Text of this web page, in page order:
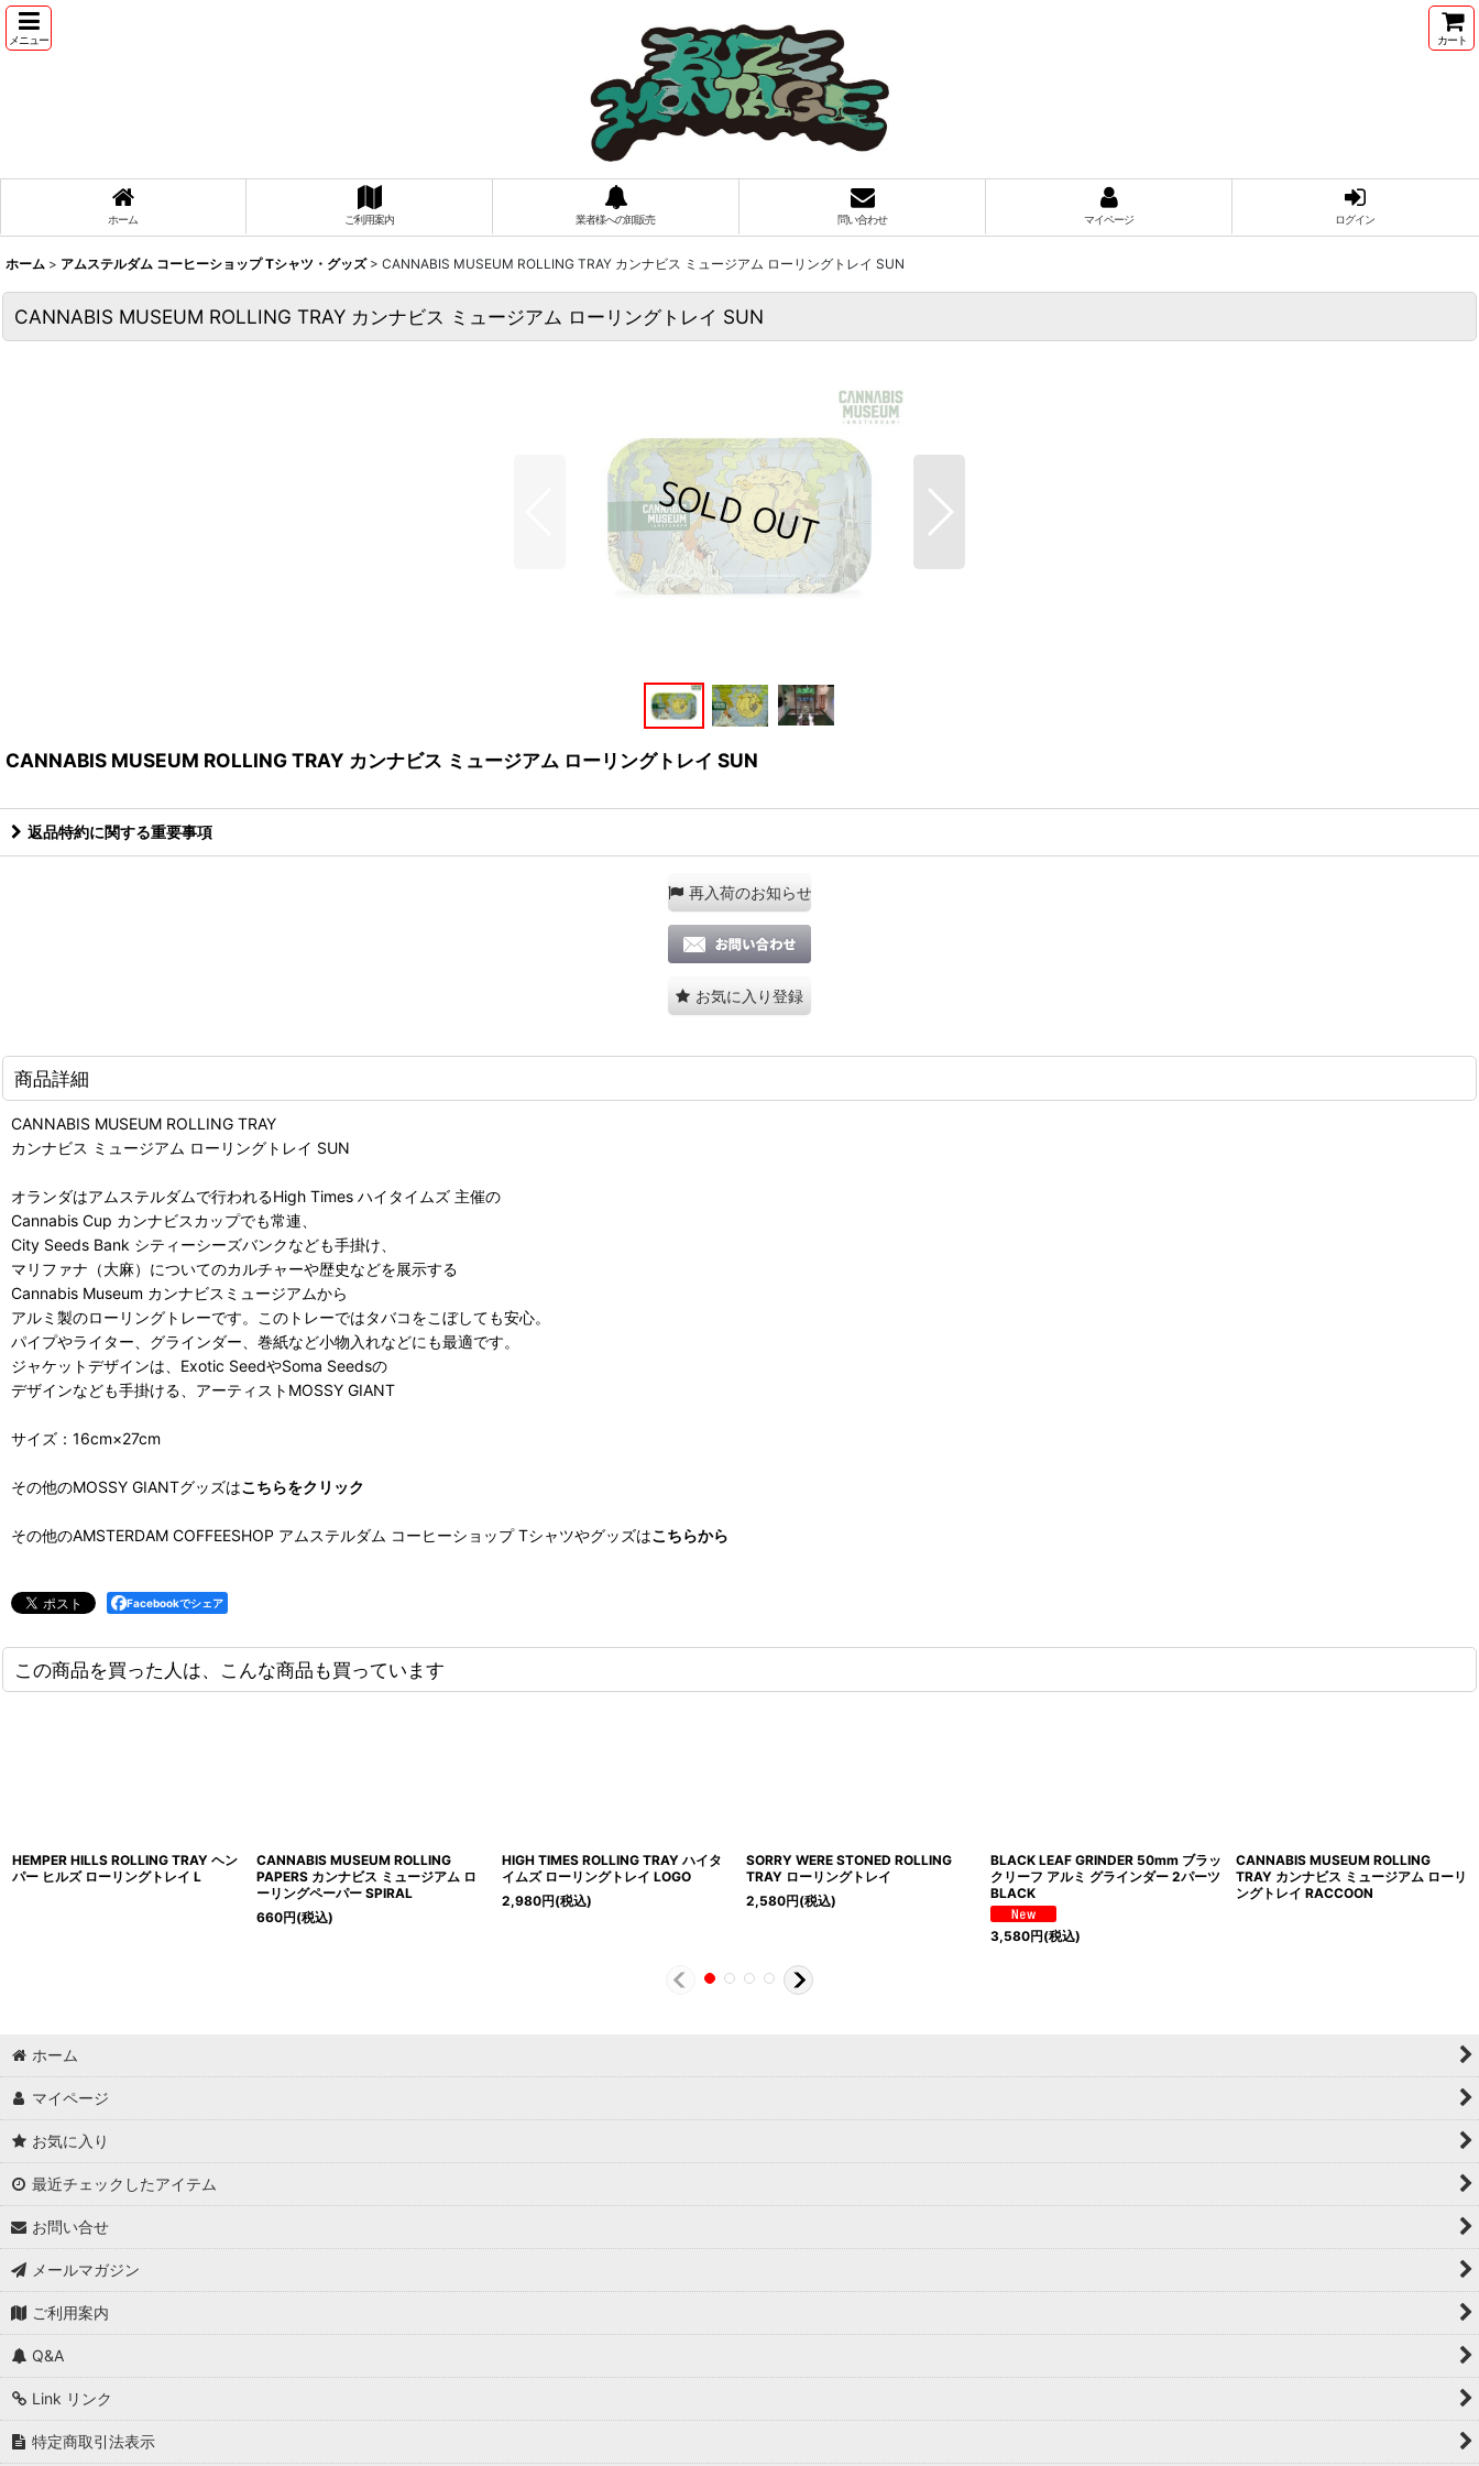
メニュー カート
ホーム ご利用案内 業者様への卸販売 問い合わせ マイページ ログイン
ホーム > アムステルダム コーヒーショップ Tシャツ・グッズ > CANNABIS MUSEUM ROLLING TRAY カンナビス ミュージアム ローリングトレイ SUN
CANNABIS MUSEUM ROLLING TRAY カンナビス ミュージアム ローリングトレイ SUN
CANNABIS MUSEUM ROLLING TRAY カンナビス ミュージアム ローリングトレイ SUN
返品特約に関する重要事項
再入荷のお知らせ
お気に入り登録
商品詳細
CANNABIS MUSEUM ROLLING TRAY
カンナビス ミュージアム ローリングトレイ SUN
オランダはアムステルダムで行われるHigh Times ハイタイムズ 主催の
Cannabis Cup カンナビスカップでも常連、
City Seeds Bank シティーシーズバンクなども手掛け、
マリファナ（大麻）についてのカルチャーや歴史などを展示する
Cannabis Museum カンナビスミュージアムから
アルミ製のローリングトレーです。このトレーではタバコをこぼしても安心。
パイプやライター、グラインダー、巻紙など小物入れなどにも最適です。
ジャケットデザインは、Exotic SeedやSoma Seedsの
デザインなども手掛ける、アーティストMOSSY GIANT
サイズ：16cm×27cm
その他のMOSSY GIANTグッズはこちらをクリック
その他のAMSTERDAM COFFEESHOP アムステルダム コーヒーショップ Tシャツやグッズはこちらから
Facebookでシェア
この商品を買った人は、こんな商品も買っています
HEMPER HILLS ROLLING TRAY ヘン
パー ヒルズ ローリングトレイ L
CANNABIS MUSEUM ROLLING
PAPERS カンナビス ミュージアム ロ
ーリングペーパー SPIRAL
660円(税込)
HIGH TIMES ROLLING TRAY ハイタ
イムズ ローリングトレイ LOGO
2,980円(税込)
SORRY WERE STONED ROLLING
TRAY ローリングトレイ
2,580円(税込)
BLACK LEAF GRINDER 50mm ブラッ
クリーフ アルミ グラインダー 2パーツ
BLACK
3,580円(税込)
CANNABIS MUSEUM ROLLING
TRAY カンナビス ミュージアム ローリ
ングトレイ RACCOON
ホーム
マイページ
お気に入り
最近チェックしたアイテム
お問い合せ
メールマガジン
ご利用案内
Q&A
Link リンク
特定商取引法表示